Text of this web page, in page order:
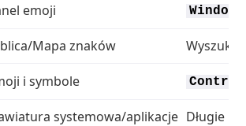
emoji
Mapa znaków
i symbole
systemowa/aplikacje Długie